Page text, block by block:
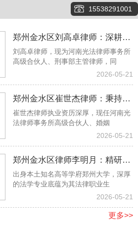
15538291001
郑州金水区刘高卓律师：深耕刑
事辩护一线，以专业实力守护司
刘高卓律师，现为河南光法律师事务所
高级合伙人、刑事部主管律师，同
2026-05-21
郑州金水区崔世杰律师：秉持专
业初心 专攻婚姻家事法律难题
崔世杰律师执业资历深厚，现任河南光
法律师事务所高级合伙人、婚姻
2026-05-21
郑州金水区律师李明月：精研借
贷房产工程纠纷 专业助力权益落
出身本土知名高等学府郑州大学，深厚
的法学专业底蕴为其法律职业生
2026-05-21
更多>>